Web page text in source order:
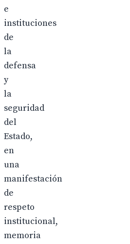
e
instituciones
de
la
defensa
y
la
seguridad
del
Estado,
en
una
manifestación
de
respeto
institucional,
memoria